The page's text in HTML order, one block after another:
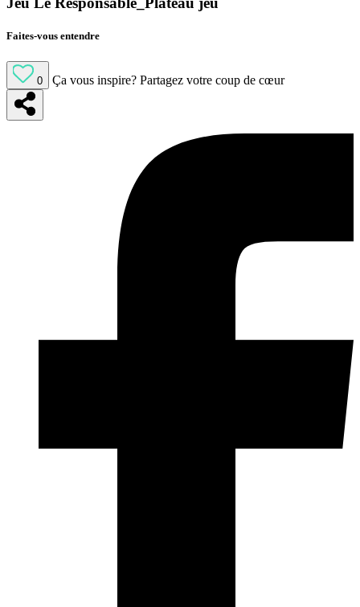
Faites-vous entendre
0 Ça vous inspire? Partagez votre coup de cœur